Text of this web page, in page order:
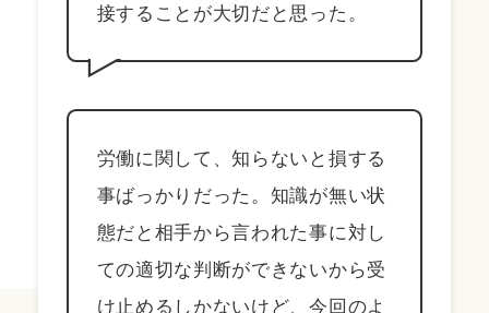
接することが大切だと思った。
労働に関して、知らないと損する
事ばっかりだった。知識が無い状
態だと相手から言われた事に対し
ての適切な判断ができないから受
け止めるしかないけど、今回のよ